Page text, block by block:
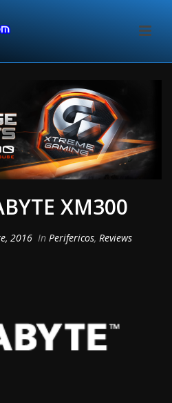
XM300
2016 In Perifericos, Reviews